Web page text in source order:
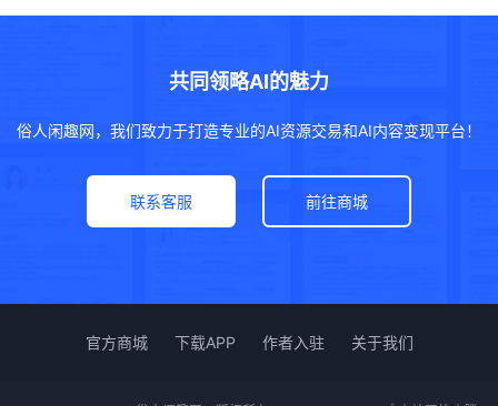
共同领略AI的魅力
俗人闲趣网，我们致力于打造专业的AI资源交易和AI内容变现平台！
联系客服 前往商城
官方商城 下载APP 作者入驻 关于我们